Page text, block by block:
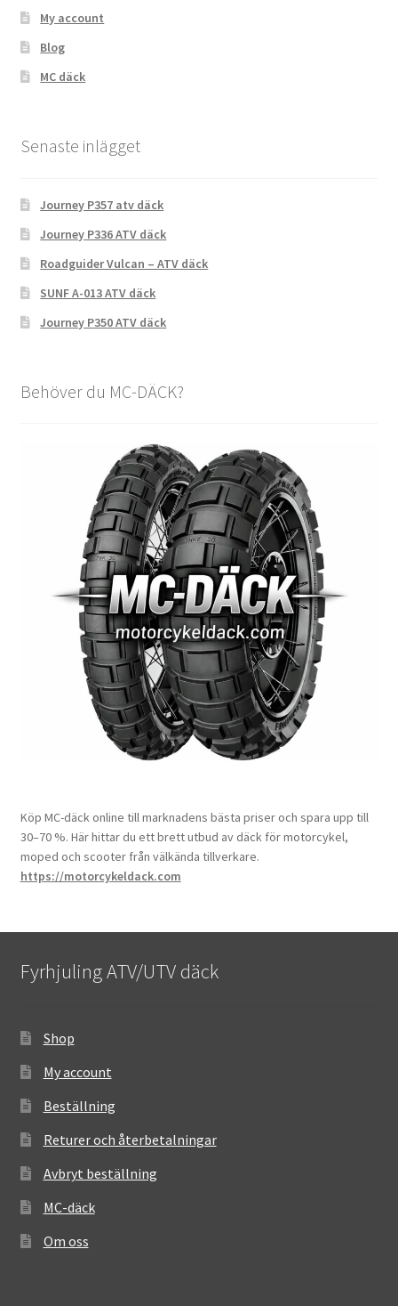
My account
Blog
MC däck
Senaste inlägget
Journey P357 atv däck
Journey P336 ATV däck
Roadguider Vulcan – ATV däck
SUNF A-013 ATV däck
Journey P350 ATV däck
Behöver du MC-DÄCK?
Köp MC-däck online till marknadens bästa priser och spara upp till
30–70 %. Här hittar du ett brett utbud av däck för motorcykel,
moped och scooter från välkända tillverkare.
https://motorcykeldack.com
Fyrhjuling ATV/UTV däck
Shop
My account
Beställning
Returer och återbetalningar
Avbryt beställning
MC-däck
Om oss